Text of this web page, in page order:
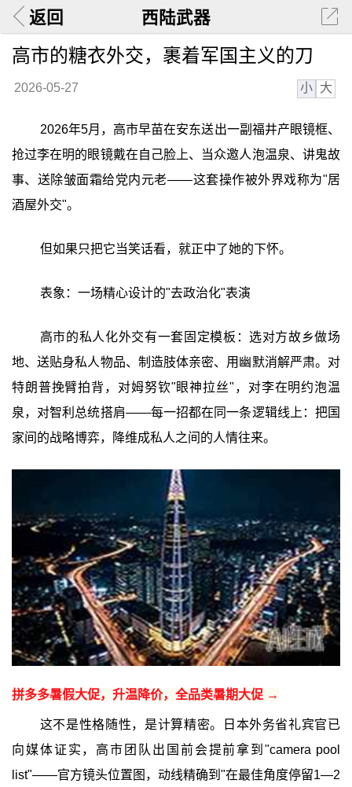
返回 西陆武器
高市的糖衣外交，裹着军国主义的刀
2026-05-27 小 大
2026年5月，高市早苗在安东送出一副福井产眼镜框、
抢过李在明的眼镜戴在自己脸上、当众邀人泡温泉、讲鬼故
事、送除皱面霜给党内元老——这套操作被外界戏称为"居
酒屋外交"。
但如果只把它当笑话看，就正中了她的下怀。
表象：一场精心设计的"去政治化"表演
高市的私人化外交有一套固定模板：选对方故乡做场
地、送贴身私人物品、制造肢体亲密、用幽默消解严肃。对
特朗普挽臂拍背，对姆努钦"眼神拉丝"，对李在明约泡温
泉，对智利总统搭肩——每一招都在同一条逻辑线上：把国
家间的战略博弈，降维成私人之间的人情往来。
拼多多暑假大促，升温降价，全品类暑期大促 →
这不是性格随性，是计算精密。日本外务省礼宾官已
向媒体证实，高市团队出国前会提前拿到"camera pool
list"——官方镜头位置图，动线精确到"在最佳角度停留1—2